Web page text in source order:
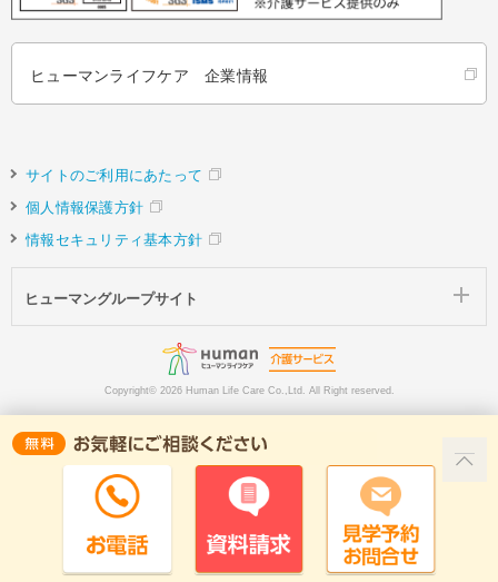
ヒューマンライフケア 企業情報
サイトのご利用にあたって
個人情報保護方針
情報セキュリティ基本方針
ヒューマングループサイト
Copyright© 2026 Human Life Care Co.,Ltd. All Right reserved.